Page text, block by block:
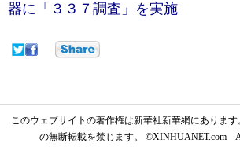
器に「３３７調査」を実施
このウェブサイトの著作権は新華社新華網にありま
の無断転載を禁じます。 ©XINHUANET.com